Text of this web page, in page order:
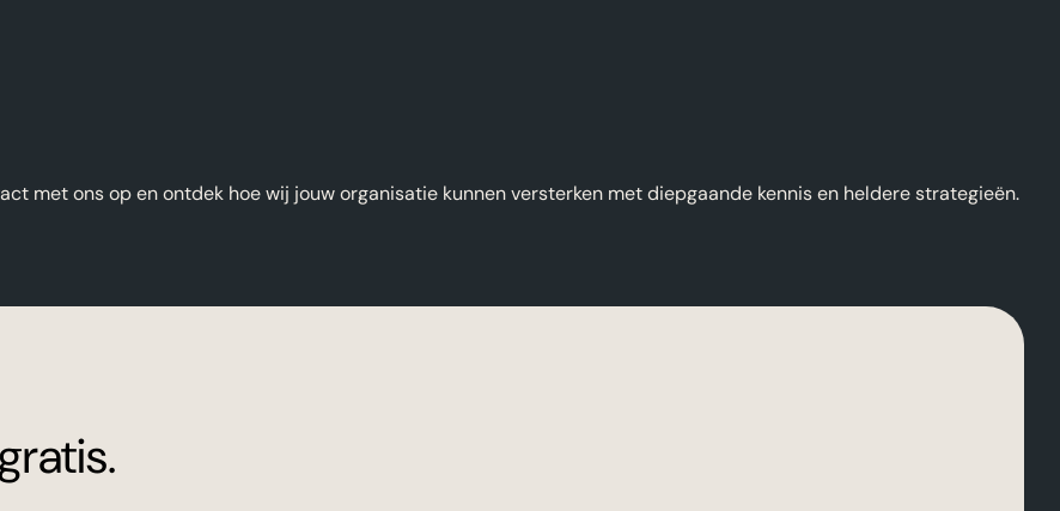
met ons op en ontdek hoe wij jouw organisatie kunnen versterken met diepgaande kennis en heldere strategieën.